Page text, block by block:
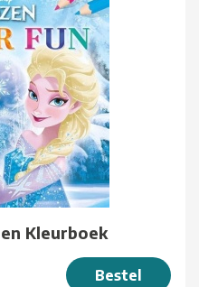
Kleurboek
Bestel